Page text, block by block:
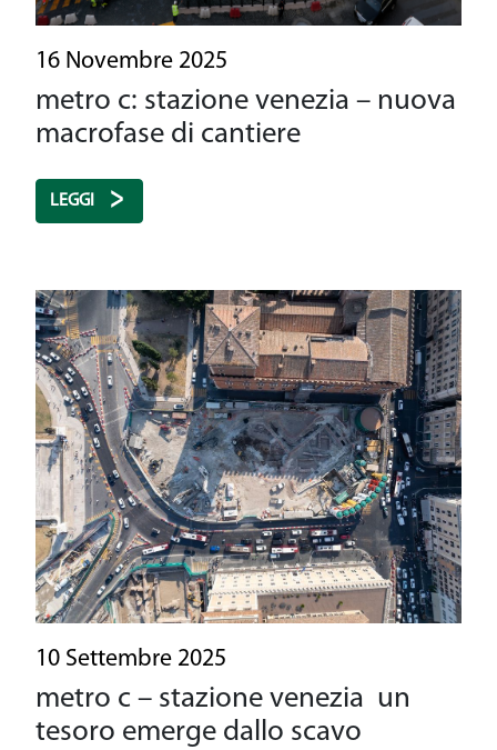
16 Novembre 2025
metro c: stazione venezia – nuova
macrofase di cantiere
LEGGI
10 Settembre 2025
metro c – stazione venezia un
tesoro emerge dallo scavo